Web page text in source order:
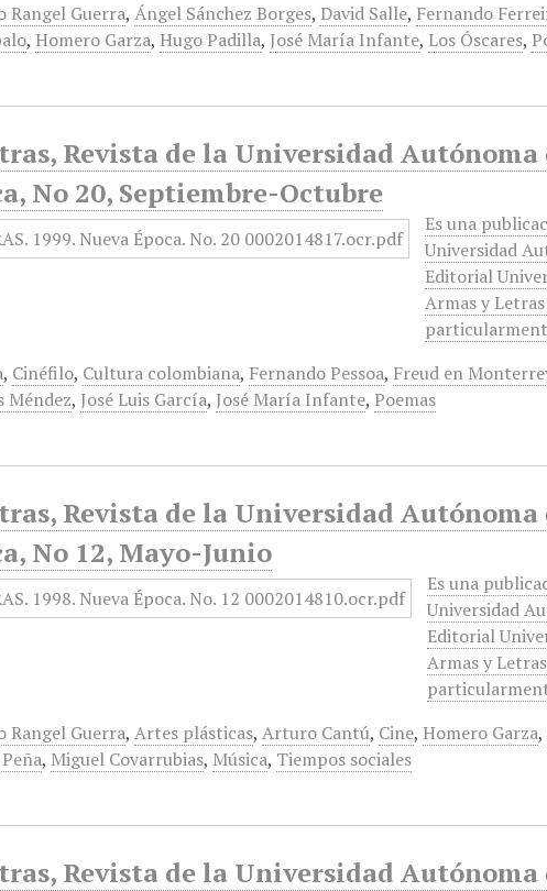
Rangel Guerra,Ángel Sánchez Borges, David Salle, Fernando
, Homero Garza, Hugo Padilla, José María Infante, Los Óscares,
Revista de la Universidad Autónoma
No 20, Septiembre-Octubre
Es una
Universidad
Editorial
Armas y
, Cinéfilo, Cultura colombiana, Fernando Pessoa, Freud en
Méndez, José Luis García, José María Infante, Poemas
Revista de la Universidad Autónoma
No 12, Mayo-Junio
Es una
Universidad
Editorial
Armas y
Rangel Guerra,Artes plásticas,Arturo Cantú, Cine, Homero Garza,
, Miguel Covarrubias, Música, Tiempos sociales
Revista de la Universidad Autónoma